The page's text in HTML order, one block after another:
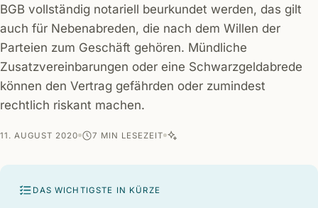
BGB vollständig notariell beurkundet werden, das gilt
auch für Nebenabreden, die nach dem Willen der
Parteien zum Geschäft gehören. Mündliche
Zusatzvereinbarungen oder eine Schwarzgeldabrede
können den Vertrag gefährden oder zumindest
rechtlich riskant machen.
11. AUGUST 2020 7 MIN LESEZEIT
DAS WICHTIGSTE IN KÜRZE